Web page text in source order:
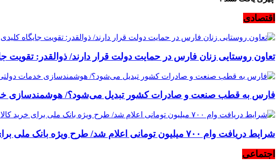
اقتصادی
تعاون روستایی زنان فارس در حمایت دولت قرار دارند/ ذوالقدر: تقویت
فارس به قطب صنعت و صادرات کشور تبدیل می‌شود؟/ هوشمندسازی
شرایط دریافت وام ۷۰۰ میلیون تومانی اعلام شد/ طرح ویژه بانک ملی برای خرید کالا به خودرو اولی‌ها
اجتماعی